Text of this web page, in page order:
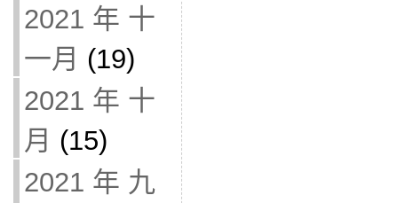
2021 年 十
一月 (19)
2021 年 十
月 (15)
2021 年 九